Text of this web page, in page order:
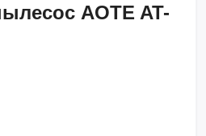
AOTE AT-